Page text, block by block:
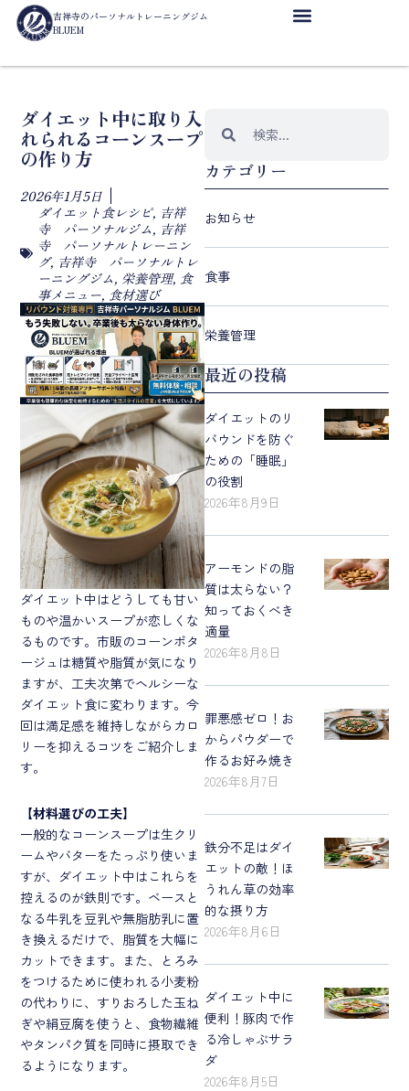
吉祥寺のパーソナルトレーニングジム
BLUEM
ダイエット中に取り入
れられるコーンスープ
の作り方
2026年1月5日
ダイエット食レシピ, 吉祥
寺 パーソナルジム, 吉祥
寺 パーソナルトレーニン
グ, 吉祥寺 パーソナルトレ
ーニングジム, 栄養管理, 食
事メニュー, 食材選び
ダイエット中はどうしても甘い
ものや温かいスープが恋しくな
るものです。市販のコーンポタ
ージュは糖質や脂質が気になり
ますが、工夫次第でヘルシーな
ダイエット食に変わります。今
回は満足感を維持しながらカロ
リーを抑えるコツをご紹介しま
す。
【材料選びの工夫】
一般的なコーンスープは生クリ
ームやバターをたっぷり使いま
すが、ダイエット中はこれらを
控えるのが鉄則です。ベースと
なる牛乳を豆乳や無脂肪乳に置
き換えるだけで、脂質を大幅に
カットできます。また、とろみ
をつけるために使われる小麦粉
の代わりに、すりおろした玉ね
ぎや絹豆腐を使うと、食物繊維
やタンパク質を同時に摂取でき
るようになります。
カテゴリー
お知らせ
食事
栄養管理
最近の投稿
ダイエットのリ
バウンドを防ぐ
ための「睡眠」
の役割
2026年8月9日
アーモンドの脂
質は太らない？
知っておくべき
適量
2026年8月8日
罪悪感ゼロ！お
からパウダーで
作るお好み焼き
2026年8月7日
鉄分不足はダイ
エットの敵！ほ
うれん草の効率
的な摂り方
2026年8月6日
ダイエット中に
便利！豚肉で作
る冷しゃぶサラ
ダ
2026年8月5日